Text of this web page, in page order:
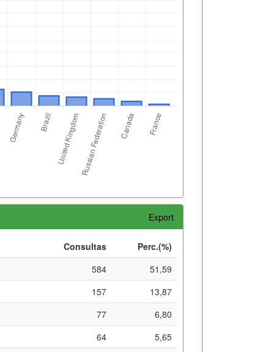
Export
Consultas
Perc.(%)
584
51,59
157
13,87
77
6,80
64
5,65